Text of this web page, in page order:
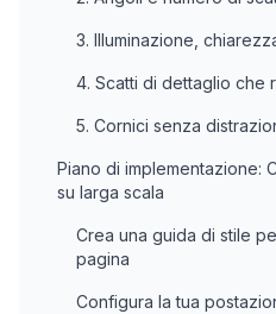
3. Illuminazione,
4. Scatti di dettaglio che
5. Cornici senza
Piano di implementazione:
su larga scala
Crea una guida di stile
pagina
Configura la tua